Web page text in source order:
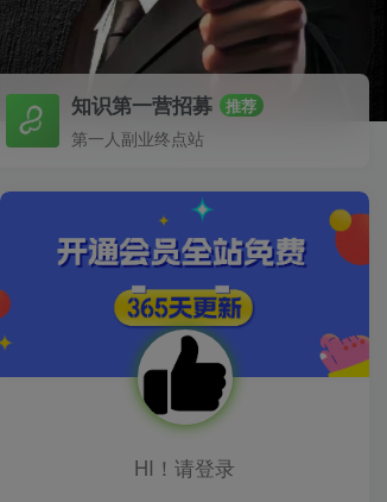
知识第一营招募 推荐
第一人副业终点站
HI！请登录